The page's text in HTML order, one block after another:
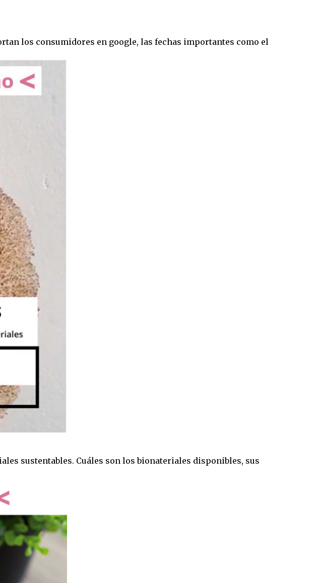
los consumidores en google, las fechas importantes como el
sustentables. Cuáles son los bionateriales disponibles, sus